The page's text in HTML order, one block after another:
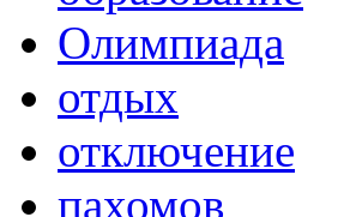
Олимпиада
отдых
отключение
пахомов